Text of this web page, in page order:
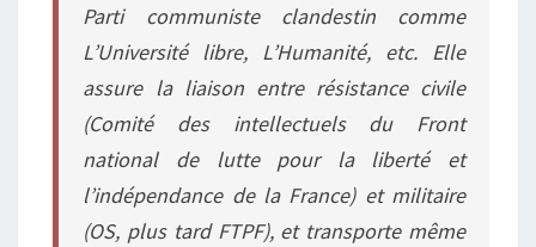
Parti communiste clandestin comme
L’Université libre, L’Humanité, etc. Elle
assure la liaison entre résistance civile
(Comité des intellectuels du Front
national de lutte pour la liberté et
l’indépendance de la France) et militaire
(OS, plus tard FTPF), et transporte même